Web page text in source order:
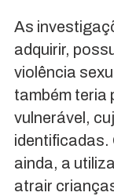
As
adquirir,
violência
também teria
vulnerável,
identificadas.
ainda, a
atrair